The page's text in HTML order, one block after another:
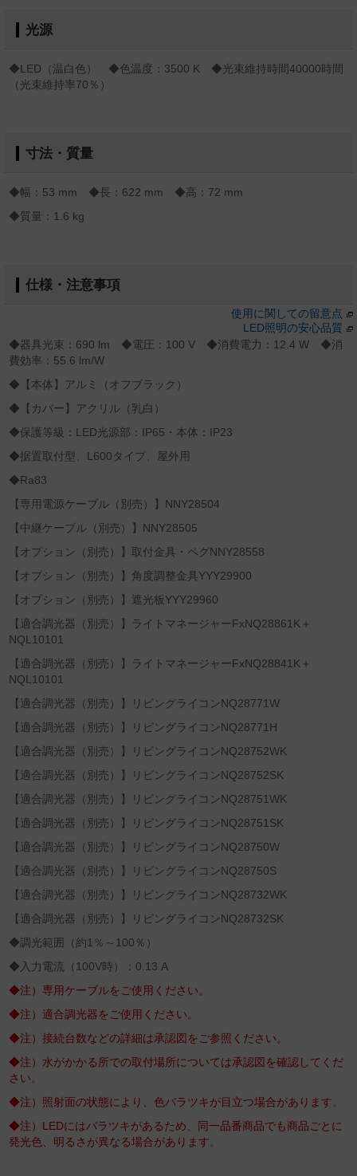
光源
◆LED（温白色） ◆色温度：3500 K ◆光束維持時間40000時間
（光束維持率70％）
寸法・質量
◆幅：53 mm ◆長：622 mm ◆高：72 mm
◆質量：1.6 kg
仕様・注意事項
使用に関しての留意点
LED照明の安心品質
◆器具光束：690 lm ◆電圧：100 V ◆消費電力：12.4 W ◆消
費効率：55.6 lm/W
◆【本体】アルミ（オフブラック）
◆【カバー】アクリル（乳白）
◆保護等級：LED光源部：IP65・本体：IP23
◆据置取付型、L600タイプ、屋外用
◆Ra83
【専用電源ケーブル（別売）】NNY28504
【中継ケーブル（別売）】NNY28505
【オプション（別売）】取付金具・ペグNNY28558
【オプション（別売）】角度調整金具YYY29900
【オプション（別売）】遮光板YYY29960
【適合調光器（別売）】ライトマネージャーFxNQ28861K＋
NQL10101
【適合調光器（別売）】ライトマネージャーFxNQ28841K＋
NQL10101
【適合調光器（別売）】リビングライコンNQ28771W
【適合調光器（別売）】リビングライコンNQ28771H
【適合調光器（別売）】リビングライコンNQ28752WK
【適合調光器（別売）】リビングライコンNQ28752SK
【適合調光器（別売）】リビングライコンNQ28751WK
【適合調光器（別売）】リビングライコンNQ28751SK
【適合調光器（別売）】リビングライコンNQ28750W
【適合調光器（別売）】リビングライコンNQ28750S
【適合調光器（別売）】リビングライコンNQ28732WK
【適合調光器（別売）】リビングライコンNQ28732SK
◆調光範囲（約1％～100％）
◆入力電流（100V時）：0.13 A
◆注）専用ケーブルをご使用ください。
◆注）適合調光器をご使用ください。
◆注）接続台数などの詳細は承認図をご参照ください。
◆注）水がかかる所での取付場所については承認図を確認してくだ
さい。
◆注）照射面の状態により、色バラツキが目立つ場合があります。
◆注）LEDにはバラツキがあるため、同一品番商品でも商品ごとに
発光色、明るさが異なる場合があります。